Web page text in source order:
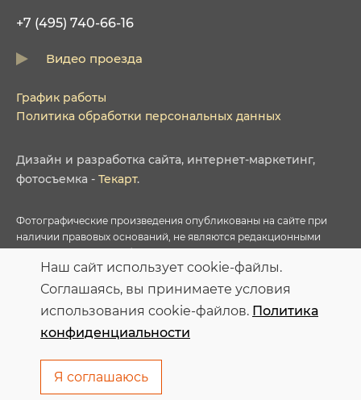
+7 (495) 740-66-16
Видео проезда
График работы
Политика обработки персональных данных
Дизайн и разработка сайта, интернет-маркетинг,
фотосъемка - Текарт.
Фотографические произведения опубликованы на сайте при
наличии правовых оснований, не являются редакционными
условиями приобретенных Лицензий соответствующих
фотобанков.
Персональные данные опубликованы на сайте при наличии
правовых оснований в соответствии с ч.1 ст.6 и ст.10.1 152-ФЗ.
Субъектами установлены запреты на обработку неограниченных
кругом лиц опубликованных персональных данных
Наш сайт использует cookie-файлы.
Соглашаясь, вы принимаете условия
использования cookie-файлов. Политика
конфиденциальности
Я соглашаюсь